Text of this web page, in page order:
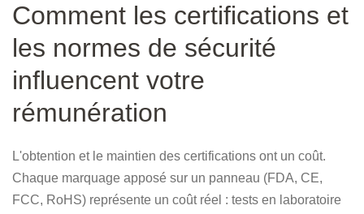
Comment les certifications et
les normes de sécurité
influencent votre
rémunération
L'obtention et le maintien des certifications ont un coût.
Chaque marquage apposé sur un panneau (FDA, CE,
FCC, RoHS) représente un coût réel : tests en laboratoire